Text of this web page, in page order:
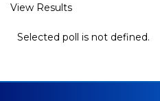
View Results
Selected poll is not defined.